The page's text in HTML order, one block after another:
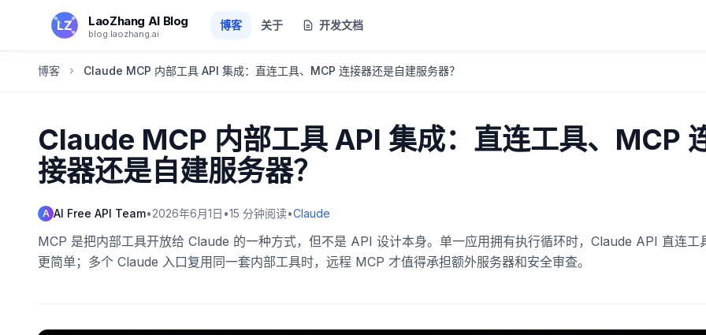
跳转到主要内容
LaoZhang AI Blog
blog.laozhang.ai
博客 关于 开发文档
博客 Claude MCP 内部工具 API 集成：直连工具、MCP 连接器还是自建服务器？
Claude MCP 内部工具 API 集成：直连工具、MCP
接器还是自建服务器？
A AI Free API Team•2026年6月1日 •15 分钟阅读•Claude
MCP 是把内部工具开放给 Claude 的一种方式，但不是 API 设计本身。单一应用拥有执行循环时，Claude API 直连工
更简单；多个 Claude 入口复用同一套内部工具时，远程 MCP 才值得承担额外服务器和安全审查。